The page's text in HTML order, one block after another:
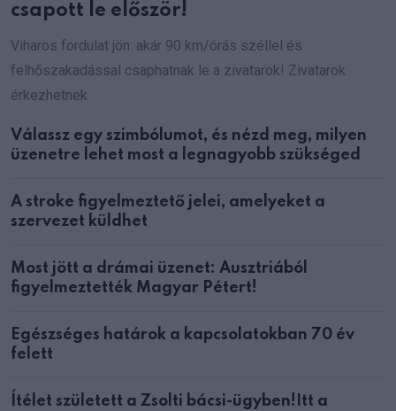
csapott le először!
Viharos fordulat jön: akár 90 km/órás széllel és
felhőszakadással csaphatnak le a zivatarok! Zivatarok
érkezhetnek
Válassz egy szimbólumot, és nézd meg, milyen
üzenetre lehet most a legnagyobb szükséged
A stroke figyelmeztető jelei, amelyeket a
szervezet küldhet
Most jött a drámai üzenet: Ausztriából
figyelmeztették Magyar Pétert!
Egészséges határok a kapcsolatokban 70 év
felett
Ítélet született a Zsolti bácsi-ügyben!Itt a